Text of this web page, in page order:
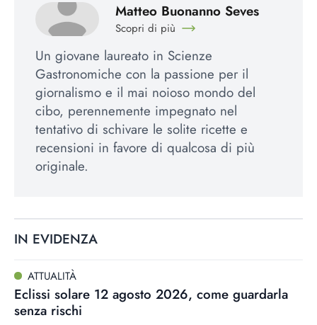
Matteo Buonanno Seves
Scopri di più
Un giovane laureato in Scienze
Gastronomiche con la passione per il
giornalismo e il mai noioso mondo del
cibo, perennemente impegnato nel
tentativo di schivare le solite ricette e
recensioni in favore di qualcosa di più
originale.
IN EVIDENZA
ATTUALITÀ
Eclissi solare 12 agosto 2026, come guardarla
senza rischi